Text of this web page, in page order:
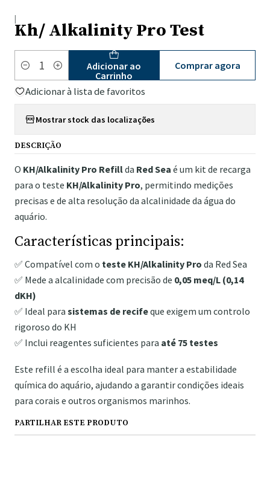
|
Kh/ Alkalinity Pro Test
Quantidade
Adicionar ao
Carrinho
Comprar agora
Adicionar à lista de favoritos
Mostrar stock das localizações
DESCRIÇÃO
O KH/Alkalinity Pro Refillda Red Sea é um kit de recarga
para o teste KH/Alkalinity Pro, permitindo medições
precisas e de alta resolução da alcalinidade da água do
aquário.
Características principais:
✅ Compatível com o teste KH/Alkalinity Pro da Red Sea
✅ Mede a alcalinidade com precisão de 0,05 meq/L (0,14
dKH)
✅ Ideal para sistemas de recifeque exigem um controlo
rigoroso do KH
✅ Inclui reagentes suficientes para até 75 testes
Este refill é a escolha ideal para manter a estabilidade
química do aquário, ajudando a garantir condições ideais
para corais e outros organismos marinhos.
PARTILHAR ESTE PRODUTO